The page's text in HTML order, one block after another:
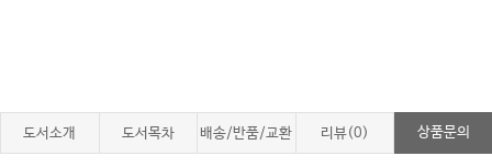
도서소개 도서목차 배송/반품/교환 리뷰(0) 상품문의